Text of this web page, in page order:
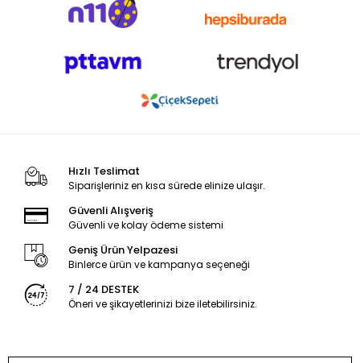
Hızlı Teslimat
Siparişleriniz en kısa sürede elinize ulaşır.
Güvenli Alışveriş
Güvenli ve kolay ödeme sistemi
Geniş Ürün Yelpazesi
Binlerce ürün ve kampanya seçeneği
7 / 24 DESTEK
Öneri ve şikayetlerinizi bize iletebilirsiniz.